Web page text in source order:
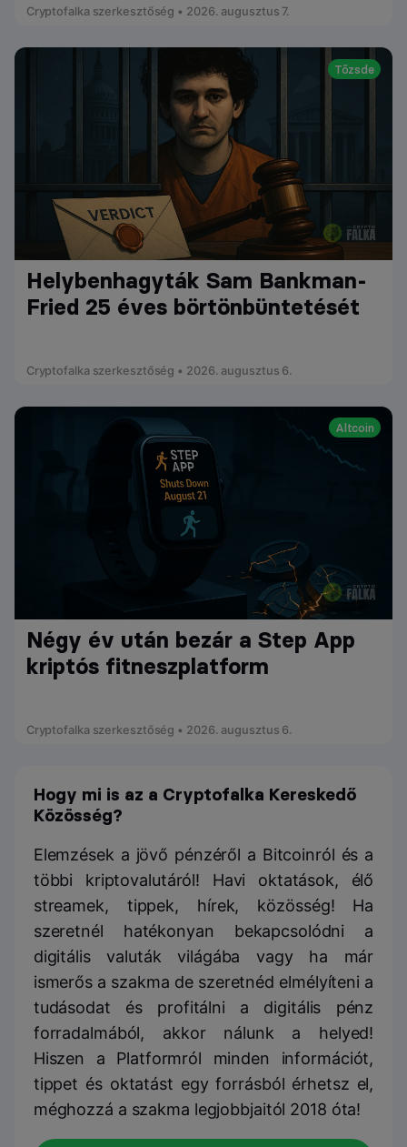
Cryptofalka szerkesztőség • 2026. augusztus 7.
Tőzsde
Helybenhagyták Sam Bankman-
Fried 25 éves börtönbüntetését
Cryptofalka szerkesztőség • 2026. augusztus 6.
Altcoin
Négy év után bezár a Step App
kriptós fitneszplatform
Cryptofalka szerkesztőség • 2026. augusztus 6.
Hogy mi is az a Cryptofalka Kereskedő
Közösség?
Elemzések a jövő pénzéről a Bitcoinról és a
többi kriptovalutáról! Havi oktatások, élő
streamek, tippek, hírek, közösség! Ha
szeretnél hatékonyan bekapcsolódni a
digitális valuták világába vagy ha már
ismerős a szakma de szeretnéd elmélyíteni a
tudásodat és profitálni a digitális pénz
forradalmából, akkor nálunk a helyed!
Hiszen a Platformról minden információt,
tippet és oktatást egy forrásból érhetsz el,
méghozzá a szakma legjobbjaitól 2018 óta!